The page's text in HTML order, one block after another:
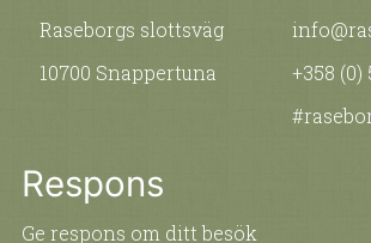
Raseborgs slottsväg
10700 Snappertuna
+358 (0)
Respons
Ge respons om ditt besök